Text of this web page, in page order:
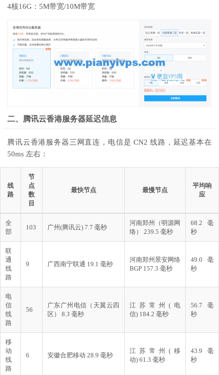
4核16G：5M带宽/10M带宽
二、腾讯云香港服务器延迟信息
腾讯云香港服务器三网直连，电信是 CN2 线路，延迟基本在
50ms 左右：
线
路
节
点
数
目
最快节点 最慢节点
平均响
应
全
部
103 广州(腾讯云) 7.7 毫秒
河南郑州（明源网
络） 239.5 毫秒
68.2 毫
秒
联
通
线
路
9 广西南宁联通 19.1 毫秒
河南郑州景安网络
BGP 157.3 毫秒
49.0 毫
秒
电
信
线
路
56
广东广州电信（天翼云四
区） 8.3 毫秒
江苏常州(电
信) 184.2 毫秒
56.7 毫
秒
移
动
线
路
6 安徽合肥移动 28.9 毫秒
江苏常州(移
动) 61.3 毫秒
43.9 毫
秒